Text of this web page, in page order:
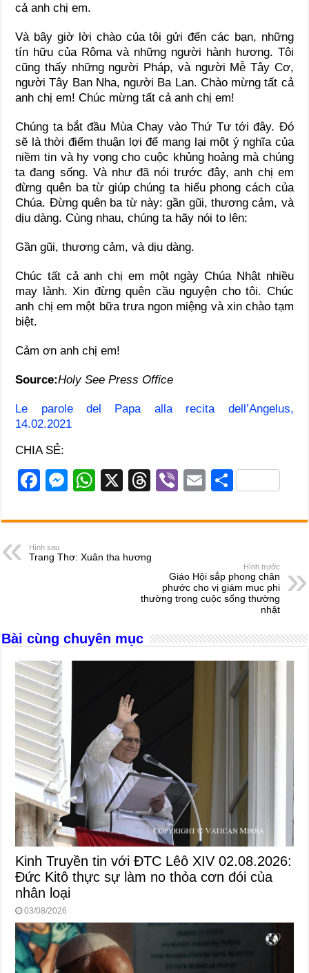
cả anh chị em.
Và bây giờ lời chào của tôi gửi đến các bạn, những
tín hữu của Rôma và những người hành hương. Tôi
cũng thấy những người Pháp, và người Mễ Tây Cơ,
người Tây Ban Nha, người Ba Lan. Chào mừng tất cả
anh chị em! Chúc mừng tất cả anh chị em!
Chúng ta bắt đầu Mùa Chay vào Thứ Tư tới đây. Đó
sẽ là thời điểm thuận lợi để mang lại một ý nghĩa của
niềm tin và hy vọng cho cuộc khủng hoảng mà chúng
ta đang sống. Và như đã nói trước đây, anh chị em
đừng quên ba từ giúp chúng ta hiểu phong cách của
Chúa. Đừng quên ba từ này: gần gũi, thương cảm, và
dịu dàng. Cùng nhau, chúng ta hãy nói to lên:
Gần gũi, thương cảm, và dịu dàng.
Chúc tất cả anh chị em một ngày Chúa Nhật nhiều
may lành. Xin đừng quên cầu nguyện cho tôi. Chúc
anh chị em một bữa trưa ngon miệng và xin chào tạm
biệt.
Cảm ơn anh chị em!
Source:Holy See Press Office
Le parole del Papa alla recita dell’Angelus,
14.02.2021
CHIA SẺ:
F
c
e
b
k
M
ss
n
W
at
A
X
T
e
d
s
Vi
er
E
ail
S
ar
Hình sau
Trang Thơ: Xuân tha hương
Hình trước
Giáo Hội sắp phong chân
phước cho vị giám mục phi
thường trong cuộc sống thường
nhật
Bài cùng chuyên mục
Kinh Truyền tin với ĐTC Lêô XIV 02.08.2026:
Đức Kitô thực sự làm no thỏa cơn đói của
nhân loại
03/08/2026